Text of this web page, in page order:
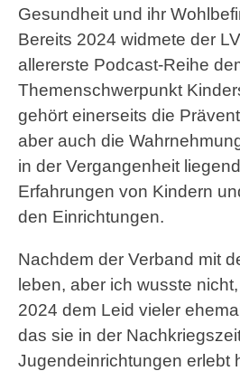
Gesundheit und ihr
Bereits 2024 widmete der
allererste Podcast-Reihe
Themenschwerpunkt
gehört einerseits die
aber auch die
in der Vergangenheit
Erfahrungen von Kindern
den Einrichtungen.
Nachdem der Verband mit
leben, aber ich wusste
2024 dem Leid vieler
das sie in der
Jugendeinrichtungen erlebt